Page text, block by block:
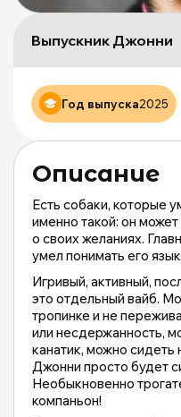
Описание
Есть собаки, которые
именно такой: он
о своих желаниях.
умел понимать его
Игривый, активный,
это отдельный вайб.
тропинке и не
или несдержанность,
канатик, можно сидеть
Джонни просто будет
Необыкновенно
компаньон!
Выпускник Джонни
Год выпуска2025